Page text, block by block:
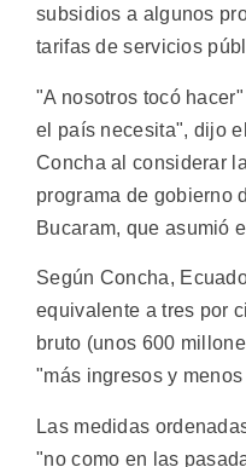
subsidios a algunos
tarifas de servicios
"A nosotros tocó
el país necesita", dijo
Concha al considerar
programa de gobierno
Bucaram, que asumió
Según Concha,
equivalente a tres por
bruto (unos 600
"más ingresos y
Las medidas
"no como en las